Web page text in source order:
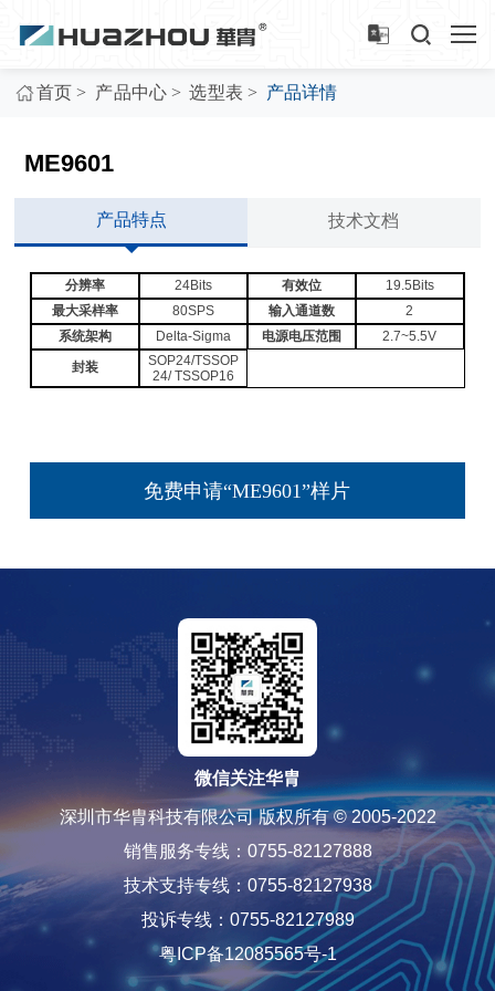
首页 > 产品中心 > 选型表 > 产品详情
ME9601
产品特点 技术文档
分辨率 24Bits 有效位
19.5Bits
最大采样率
80SPS 输入通道数
2
系统架构
Delta-Sigma 电源电压范围
2.7~5.5V
封装
SOP24/TSSOP
24/ TSSOP16
免费申请“ME9601”样片
微信关注华胄
深圳市华胄科技有限公司 版权所有 © 2005-2022
销售服务专线：0755-82127888
技术支持专线：0755-82127938
投诉专线：0755-82127989
粤ICP备12085565号-1